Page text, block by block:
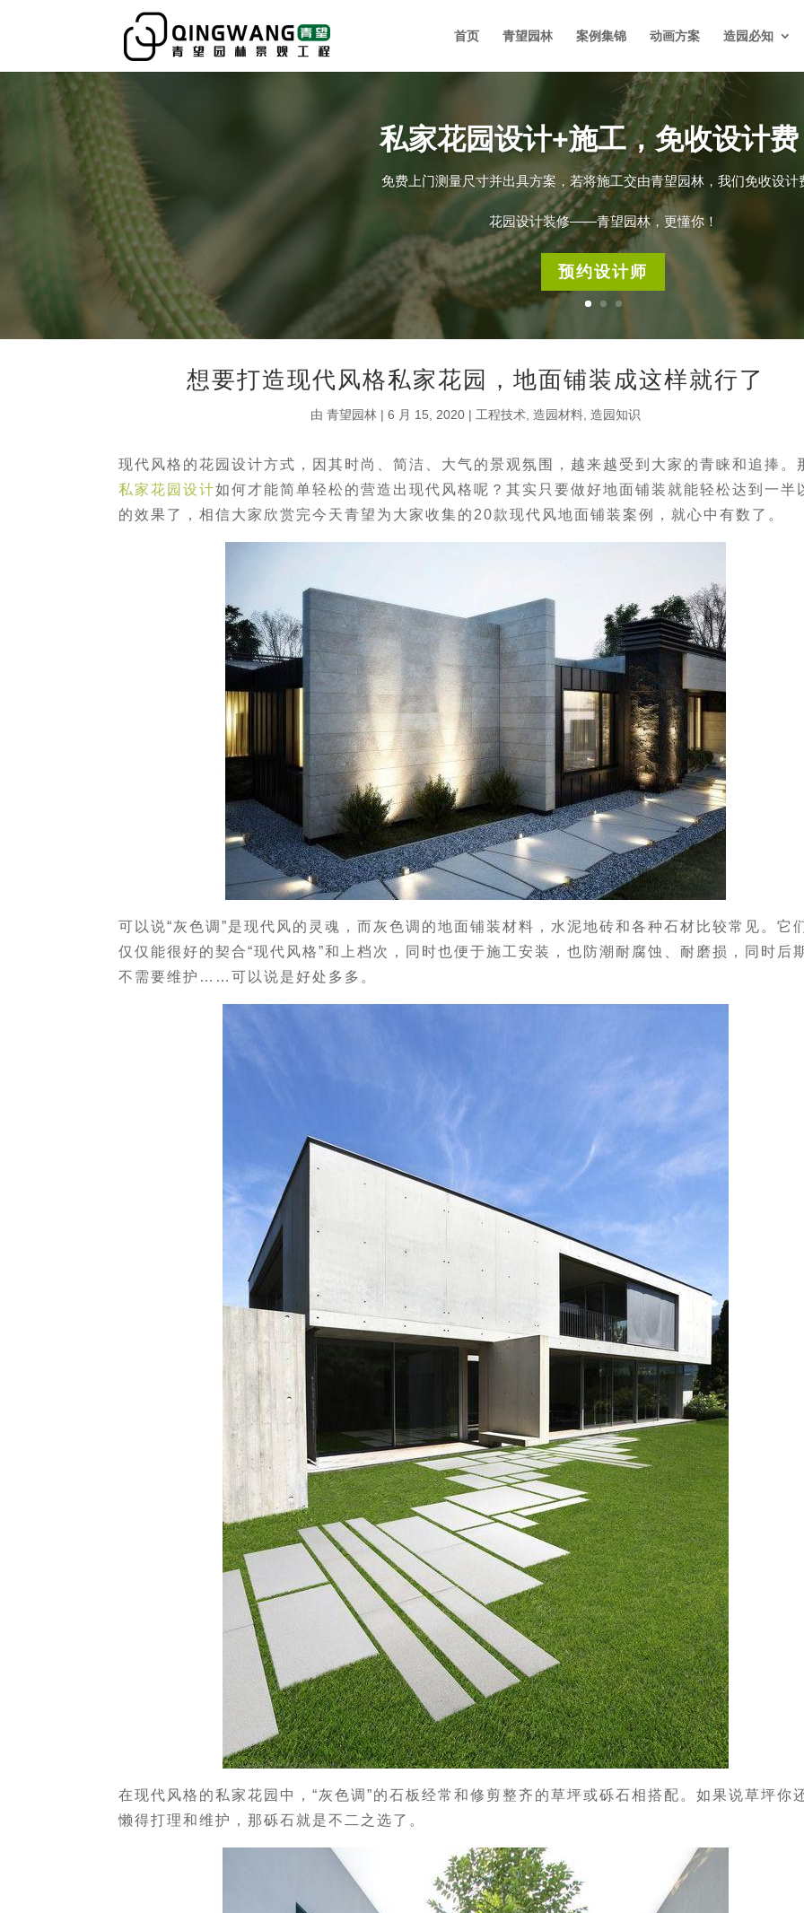
首页 青望园林 案例集锦 动画方案 造园必知
私家花园设计+施工，免收设计
免费上门测量尺寸并出具方案，若将施工交由青望园林，我们免收设计
花园设计装修——青望园林，更懂你！
预约设计师
想要打造现代风格私家花园，地面铺装成这样就行了
由 青望园林| 6 月 15, 2020| 工程技术, 造园材料, 造园知识
现代风格的花园设计方式，因其时尚、简洁、大气的景观氛围，越来越受到大家的青睐和追捧。
私家花园设计如何才能简单轻松的营造出现代风格呢？其实只要做好地面铺装就能轻松达到一半
的效果了，相信大家欣赏完今天青望为大家收集的20款现代风地面铺装案例，就心中有数了。
可以说“灰色调”是现代风的灵魂，而灰色调的地面铺装材料，水泥地砖和各种石材比较常见。它
仅仅能很好的契合“现代风格”和上档次，同时也便于施工安装，也防潮耐腐蚀、耐磨损，同时后
不需要维护……可以说是好处多多。
在现代风格的私家花园中，“灰色调”的石板经常和修剪整齐的草坪或砾石相搭配。如果说草坪你
懒得打理和维护，那砾石就是不二之选了。